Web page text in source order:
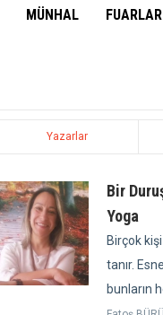
MÜNHAL FUARLAR
Yazarlar
Bir
Yoga
Birçok
tanır.
bunların